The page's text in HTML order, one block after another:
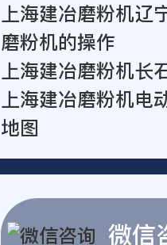
上海建冶磨粉机辽
磨粉机的操作
上海建冶磨粉机长
上海建冶磨粉机电
地图
微信